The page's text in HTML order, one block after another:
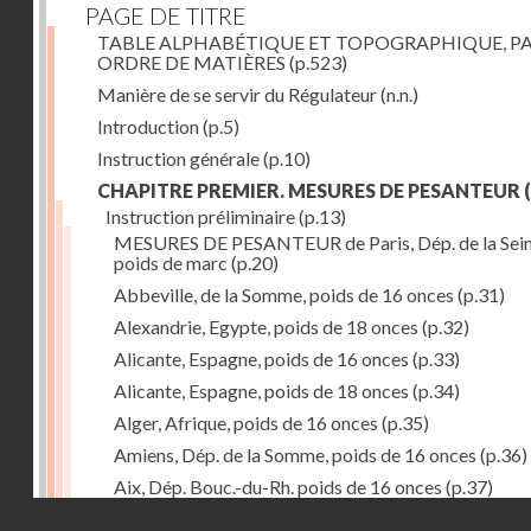
PAGE DE TITRE
TABLE ALPHABÉTIQUE ET TOPOGRAPHIQUE,
ORDRE DE MATIÈRES (p.523)
Manière de se servir du Régulateur(n.n.)
Introduction(p.5)
Instruction générale(p.10)
CHAPITRE PREMIER. MESURES DE PESANTEUR
Instruction préliminaire(p.13)
MESURES DE PESANTEUR de Paris, Dép. de la
poids de marc (p.20)
Abbeville, de la Somme, poids de 16 onces (p.31)
Alexandrie, Egypte, poids de 18 onces (p.32)
Alicante, Espagne, poids de 16 onces (p.33)
Alicante, Espagne, poids de 18 onces (p.34)
Alger, Afrique, poids de 16 onces (p.35)
Amiens, Dép. de la Somme, poids de 16 onces (p.36)
Aix, Dép. Bouc.-du-Rh. poids de 16 onces (p.37)